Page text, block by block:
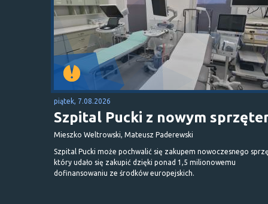
piątek, 7.08.2026
Szpital Pucki z nowym
Mieszko Weltrowski, Mateusz Paderewski
Szpital Pucki może pochwalić się zakupem nowoczesnego
który udało się zakupić dzięki ponad 1,5 milionowemu
dofinansowaniu ze środków europejskich.